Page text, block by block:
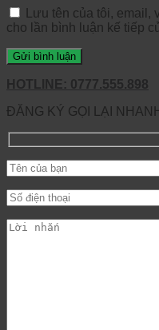
Lưu tên của tôi, email,
cho lần bình luận kế tiếp
HOTLINE: 0777.555.898
ĐĂNG KÝ GỌI LẠI NHANH